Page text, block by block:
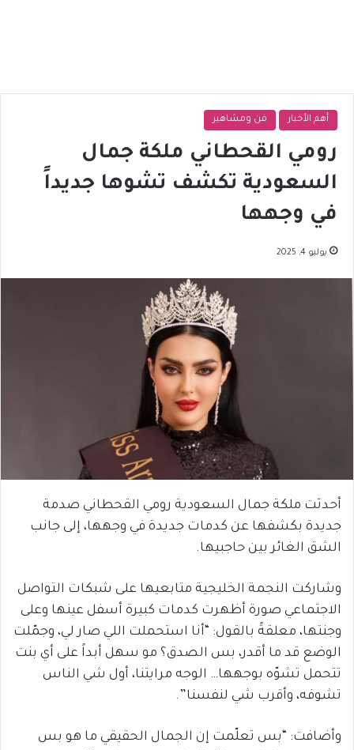
أهم الأخبار فن ومشاهير
رومي القحطاني ملكة جمال
السعودية تكشف تشوها جديداً
في وجهها
يوليو 4, 2025
أحدثت ملكة جمال السعودية رومي القحطاني صدمة
جديدة بكشفها عن كدمات جديدة في وجهها، إلى جانب
الشق الغائر بين حاجبيها.
وشاركت النجمة الخليجية متابعيها على شبكات التواصل
الاجتماعي صورة أظهرت كدمات كبيرة أسفل عينها وعلى
وجنتها، معلقةً بالقول: “أنا استحملت اللي صار لي، وجمّلت
الوضع قد ما أقدر، بس الصدق؟ مو سهل أبداً على أي بنت
تتحمل تشوّه بوجهها… الوجه مرايتنا، أول شي الناس
تشوفه، وأقرب شي لنفسنا”.
وأضافت: “بس تعلّمت إن الجمال الحقيقي ما هو بس